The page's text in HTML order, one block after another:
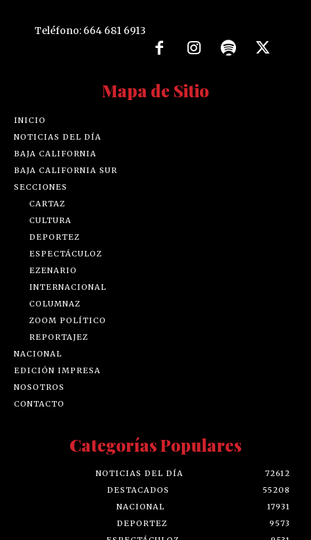
Teléfono: 664 681 6913
Mapa de Sitio
INICIO
NOTICIAS DEL DÍA
BAJA CALIFORNIA
BAJA CALIFORNIA SUR
SECCIONES
CARTAZ
CULTURA
DEPORTEZ
ESPECTÁCULOZ
EZENARIO
INTERNACIONAL
COLUMNAZ
ZOOM POLÍTICO
REPORTAJEZ
NACIONAL
EDICIÓN IMPRESA
NOSOTROS
CONTACTO
Categorías Populares
NOTICIAS DEL DÍA
72612
DESTACADOS
55208
NACIONAL
17931
DEPORTEZ
9573